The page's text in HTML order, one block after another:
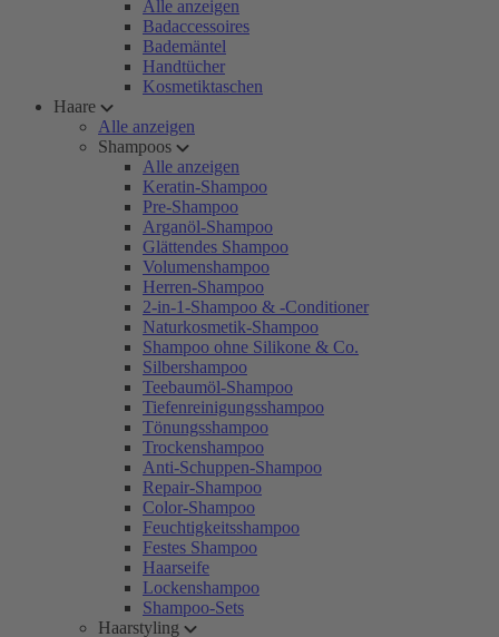
Alle anzeigen
Badaccessoires
Bademäntel
Handtücher
Kosmetiktaschen
Haare
Alle anzeigen
Shampoos
Alle anzeigen
Keratin-Shampoo
Pre-Shampoo
Arganöl-Shampoo
Glättendes Shampoo
Volumenshampoo
Herren-Shampoo
2-in-1-Shampoo & -Conditioner
Naturkosmetik-Shampoo
Shampoo ohne Silikone & Co.
Silbershampoo
Teebaumöl-Shampoo
Tiefenreinigungsshampoo
Tönungsshampoo
Trockenshampoo
Anti-Schuppen-Shampoo
Repair-Shampoo
Color-Shampoo
Feuchtigkeitsshampoo
Festes Shampoo
Haarseife
Lockenshampoo
Shampoo-Sets
Haarstyling